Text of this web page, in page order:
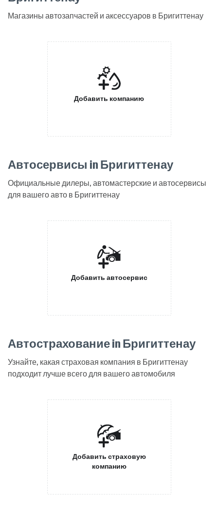
Магазины автозапчастей и аксессуаров в Бригиттенау
Добавить компанию
Автосервисы in Бригиттенау
Официальные дилеры, автомастерские и автосервисы
для вашего авто в Бригиттенау
Добавить автосервис
Автострахование in Бригиттенау
Узнайте, какая страховая компания в Бригиттенау
подходит лучше всего для вашего автомобиля
Добавить страховую
компанию